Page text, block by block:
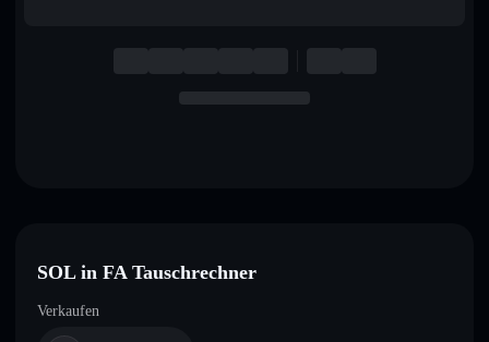
SOL in FA Tauschrechner
Verkaufen